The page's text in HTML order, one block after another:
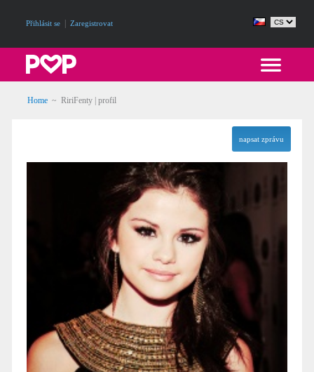
Přihlásit se Zaregistrovat
Home ~ RiriFenty | profil
napsat zprávu